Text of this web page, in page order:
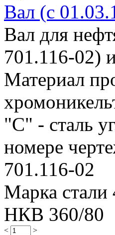
Вал (с
Вал для
701.116-02)
Материал
"С" - сталь
номере
701.116-02
Марка
НКВ 360/80
< >